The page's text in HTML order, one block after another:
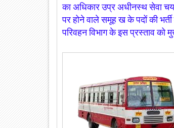
का अधिकार उप्र अधीनस्थ सेवा
पर होने वाले समूह ख के पदों की
परिवहन विभाग के इस प्रस्ताव को